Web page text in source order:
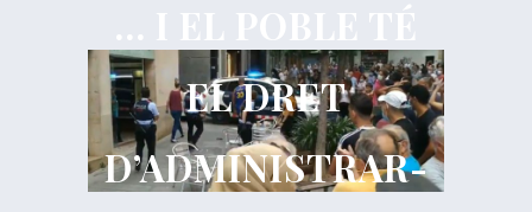
EL DRET
D’ADMINISTRAR-